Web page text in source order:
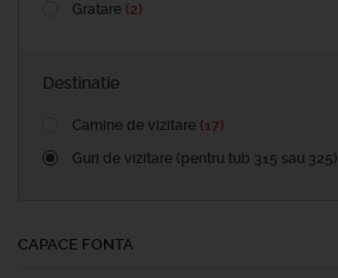
Gratare (2)
Destinatie
Camine de vizitare (17)
Guri de vizitare (pentru tub 315 sau 325)
CAPACE FONTA